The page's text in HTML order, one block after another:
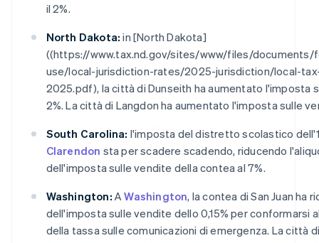
il 2%.
North Dakota: in [North Dakota]
((https://www.tax.nd.gov/sites/www/files/
use/local-jurisdiction-rates/2025-jurisdiction/local-
2025.pdf), la città di Dunseith ha aumentato l'imposta
2%. La città di Langdon ha aumentato l'imposta sulle
South Carolina: l'imposta del distretto scolastico
Clarendon sta per scadere scadendo, riducendo
dell'imposta sulle vendite della contea al 7%.
Washington: AWashington, la contea di San Juan ha
dell'imposta sulle vendite dello 0,15% per conformarsi
della tassa sulle comunicazioni di emergenza. La città